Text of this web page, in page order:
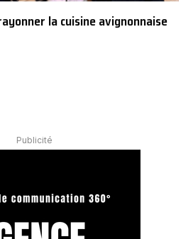
la cuisine avignonnaise
Publicité